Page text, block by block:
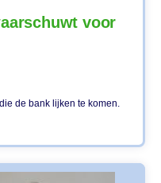
voor
de bank lijken te komen.